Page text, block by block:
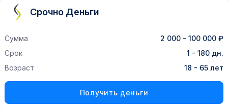
Срочно Деньги
Сумма
2 000 - 100 000 ₽
Срок
1 - 180 дн.
Возраст
18 - 65 лет
Получить деньги